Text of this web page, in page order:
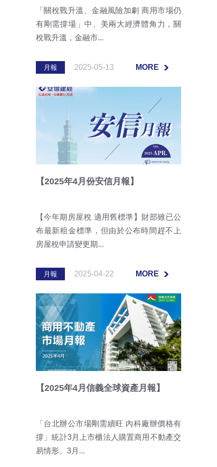
「關稅戰升溫、金融風險加劇 商用市場仍
有剛需撐場」中、美兩大經濟體角力，關
稅戰升溫，金融市...
月報 2025-05-13 MORE
MORE
【2025年4月份安信月報】
【今年期房屋稅 適用舊標準】財部雖已公
布最新租金標準，但由於公布時間趕不上
房屋稅申請變更期...
月報 2025-04-22 MORE
MORE
【2025年4月信義全球資產月報】
「台北辦公市場剛需續旺 內科廠辦價格有
撐」統計3月上市櫃法人購置商用不動產交
易情形。3月...